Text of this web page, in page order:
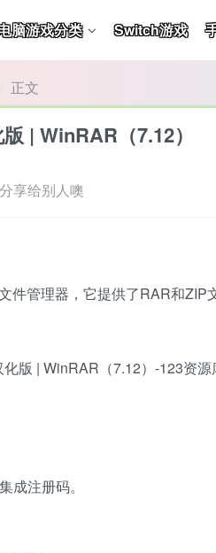
脑游戏分类 Switch游戏
正文
| WinRAR（7.12）
享给别人噢
件管理器，它提供了RAR和ZIP
成注册码。